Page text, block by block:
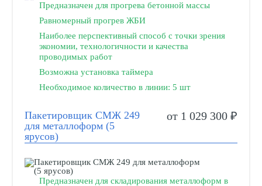
Предназначен для прогрева бетонной массы
Равномерный прогрев ЖБИ
Наиболее перспективный способ с точки зрения
экономии, технологичности и качества
проводимых работ
Возможна установка таймера
Необходимое количество в линии: 5 шт
Пакетировщик СМЖ 249
для металлоформ (5
ярусов)
от 1 029 300 ₽
Предназначен для складирования металлоформ в